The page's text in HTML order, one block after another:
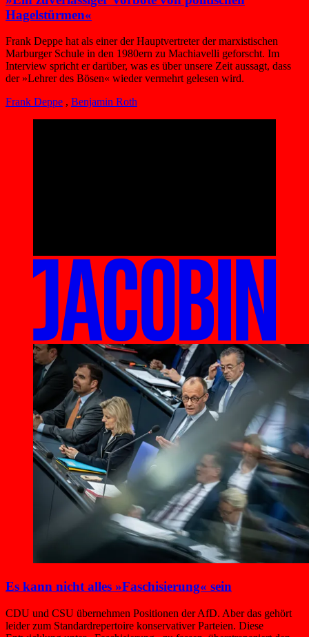
Hagelstürmen«
Frank Deppe hat als einer der Hauptvertreter der marxistischen
Marburger Schule in den 1980ern zu Machiavelli geforscht. Im
Interview spricht er darüber, was es über unsere Zeit aussagt, dass
der »Lehrer des Bösen« wieder vermehrt gelesen wird.
Frank Deppe , Benjamin Roth
Es kann nicht alles »Faschisierung« sein
CDU und CSU übernehmen Positionen der AfD. Aber das gehört
leider zum Standardrepertoire konservativer Parteien. Diese